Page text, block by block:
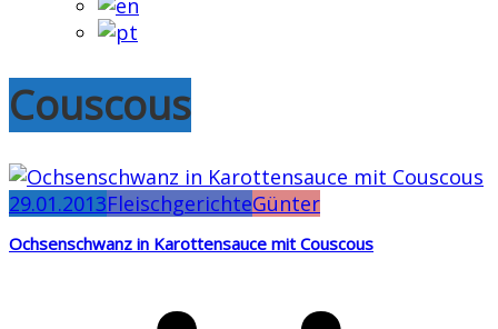
Couscous
29.01.2013FleischgerichteGünter
Ochsenschwanz in Karottensauce mit Couscous